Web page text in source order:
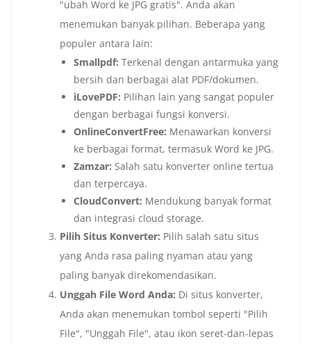
"ubah Word ke JPG gratis". Anda akan
menemukan banyak pilihan. Beberapa yang
populer antara lain:
Smallpdf: Terkenal dengan antarmuka yang
bersih dan berbagai alat PDF/dokumen.
iLovePDF: Pilihan lain yang sangat populer
dengan berbagai fungsi konversi.
OnlineConvertFree: Menawarkan konversi
ke berbagai format, termasuk Word ke JPG.
Zamzar: Salah satu konverter online tertua
dan terpercaya.
CloudConvert: Mendukung banyak format
dan integrasi cloud storage.
Pilih Situs Konverter: Pilih salah satu situs
yang Anda rasa paling nyaman atau yang
paling banyak direkomendasikan.
Unggah File Word Anda: Di situs konverter,
Anda akan menemukan tombol seperti "Pilih
File", "Unggah File", atau ikon seret-dan-lepas